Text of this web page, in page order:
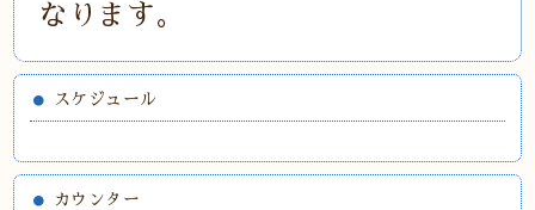
なります。
スケジュール
カウンター